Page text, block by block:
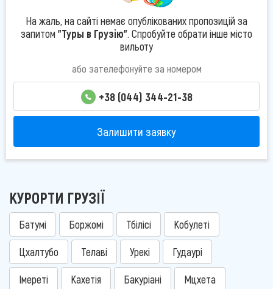
На жаль, на сайті немає опублікованих пропозицій за
запитом "Туры в Грузію". Спробуйте обрати інше місто
вильоту
або зателефонуйте за номером
+38 (044) 344-21-38
Залишити заявку
КУРОРТИ ГРУЗІЇ
Батумі Боржомі Тбілісі Кобулеті
Цхалтубо Телаві Урекі Гудаурі
Імереті Кахетія Бакуріані Мцхета